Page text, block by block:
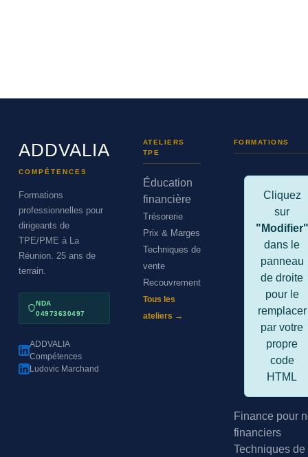
ADDVALIA
COMPÉTENCES
Formations
professionnelles pour
dirigeants de
TPE/PME à La
Réunion. 25 ans de
terrain.
NDA
04973630497
ADDVALIA
Compétences
Ludovic Marchand
ATELIERS
TPE
Éducation
financière
Trésorerie
Prix & Marges
Techniques de
vente
Recouvrement
Tous les
ateliers →
FORMATIONS
Cliquez
sur
"Modifier"
dans le
panneau
de droite
pour le
remplacer
par votre
propre
code
HTML
Finance pour
financiers
Techniques de